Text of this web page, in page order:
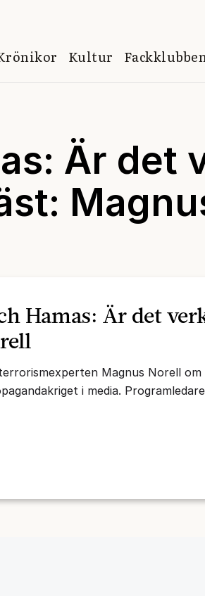
Kultur
Är det
Hamas: Är det
Magnus Norell
i media.